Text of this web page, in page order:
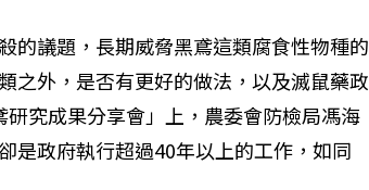
的議題，長期威脅黑鳶這類腐食性物種的
之外，是否有更好的做法，以及滅鼠藥政
究成果分享會」上，農委會防檢局馮海
是政府執行超過40年以上的工作，如同